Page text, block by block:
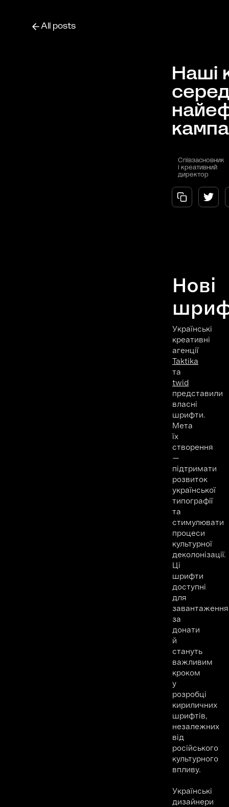
All posts
Наші
Співзасновник
і креативний
директор
Нові
Українські
креативні
агенції
Taktika
та
twid
представили
власні
шрифти.
Мета
їх
створення
—
підтримати
розвиток
української
типографії
та
стимулювати
процеси
культурної
деколонізації.
Ці
шрифти
доступні
для
завантаження
за
донати
й
стануть
важливим
кроком
у
розробці
кириличних
шрифтів,
незалежних
від
російського
культурного
впливу.
Українські
дизайнери